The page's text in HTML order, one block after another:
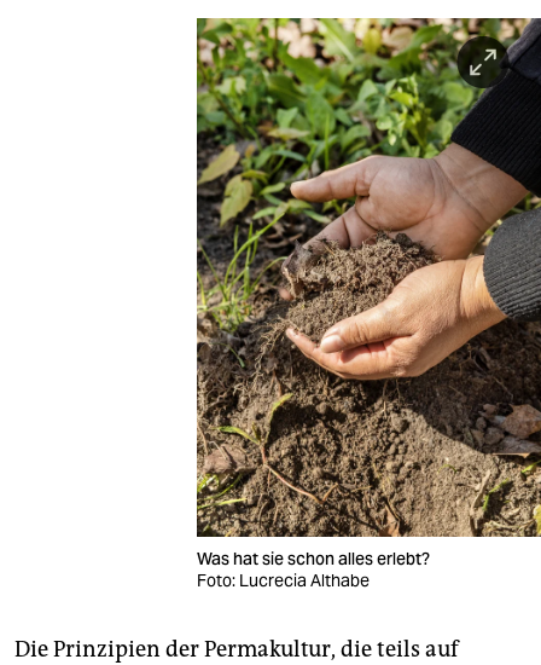
Was hat sie schon alles erlebt?
Foto: Lucrecia Althabe
Die Prinzipien der Permakultur, die teils auf